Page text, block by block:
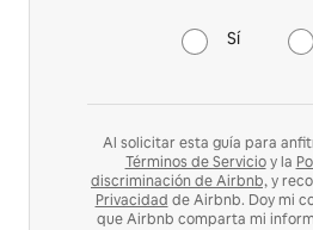
Sí
Al solicitar esta guía para
Términos de Servicioy la
discriminación de Airbnb,y
Privacidad de Airbnb. Doy mi
que Airbnb comparta mi